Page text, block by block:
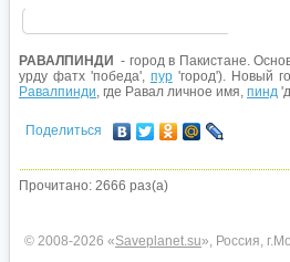
РАВАЛПИНДИ - город в Пакистане.
урду фатх 'победа', пур'город'). Новый
Равалпинди, где Равал личное имя, пинд
Поделиться
Прочитано: 2666 раз(а)
© 2008-2026 «Saveplanet.su», Россия,